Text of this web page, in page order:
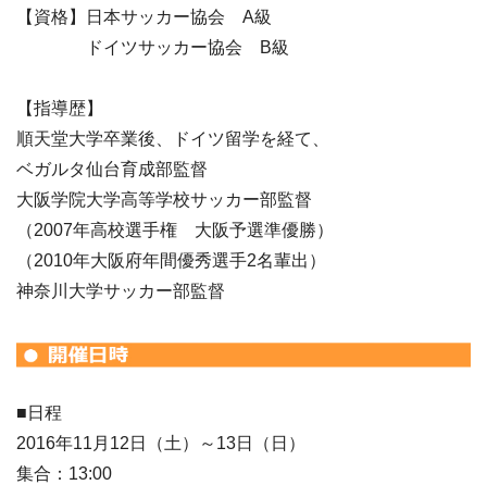
【資格】日本サッカー協会 A級
ドイツサッカー協会 B級
【指導歴】
順天堂大学卒業後、ドイツ留学を経て、
ベガルタ仙台育成部監督
大阪学院大学高等学校サッカー部監督
（2007年高校選手権 大阪予選準優勝）
（2010年大阪府年間優秀選手2名輩出）
神奈川大学サッカー部監督
■日程
2016年11月12日（土）～13日（日）
集合：13:00